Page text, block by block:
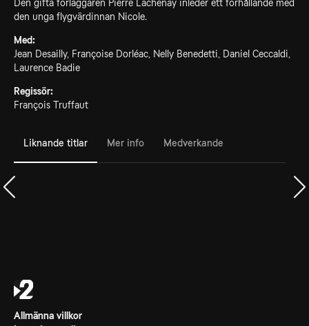
Den gifta förläggaren Pierre Lachenay inleder ett förhållande med
den unga flygvärdinnan Nicole.
Med:
Jean Desailly, Françoise Dorléac, Nelly Benedetti, Daniel Ceccaldi,
Laurence Badie
Regissör:
François Truffaut
Liknande titlar Mer info Medverkande
Allmänna villkor